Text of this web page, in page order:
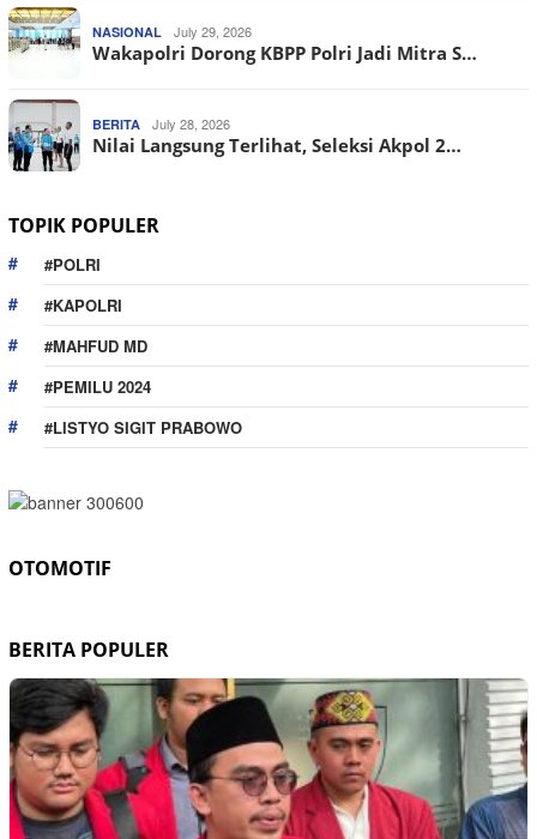
NASIONAL July 29, 2026
Wakapolri Dorong KBPP Polri Jadi Mitra S…
BERITA July 28, 2026
Nilai Langsung Terlihat, Seleksi Akpol 2…
TOPIK POPULER
#POLRI
#KAPOLRI
#MAHFUD MD
#PEMILU 2024
#LISTYO SIGIT PRABOWO
OTOMOTIF
BERITA POPULER